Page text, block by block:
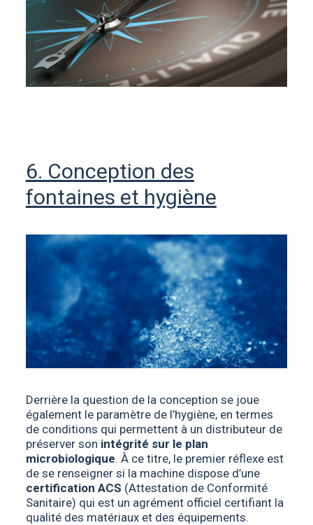
6. Conception des
fontaines et hygiène
Derrière la question de la conception se joue
également le paramètre de l’hygiène, en termes
de conditions qui permettent à un distributeur de
préserver son intégrité sur le plan
microbiologique. À ce titre, le premier réflexe est
de se renseigner si la machine dispose d’une
certification ACS (Attestation de Conformité
Sanitaire) qui est un agrément officiel certifiant la
qualité des matériaux et des équipements.